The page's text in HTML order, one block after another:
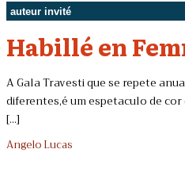
auteur invité
Habillé en
A Gala Travesti que se repete
diferentes,é um espetaculo de
[...]
Angelo Lucas